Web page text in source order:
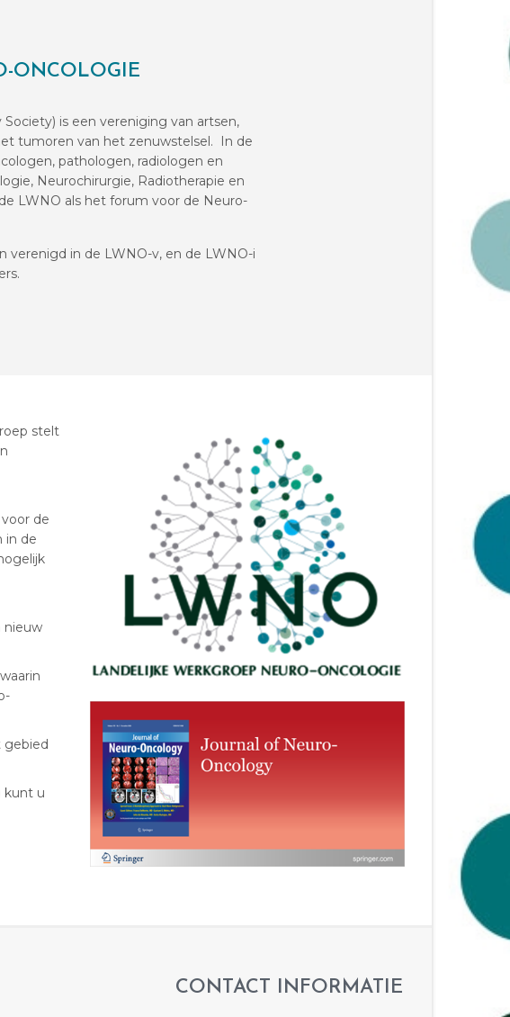
ONCOLOGIE
is een vereniging van artsen,
tumoren van het zenuwstelsel. In de
pathologen, radiologen en
Neurochirurgie, Radiotherapie en
LWNO als het forum voor de Neuro-
verenigd in de LWNO-v, en de LWNO-i
stelt
de
in de
nieuw
gebied
kunt u
CONTACT INFORMATIE